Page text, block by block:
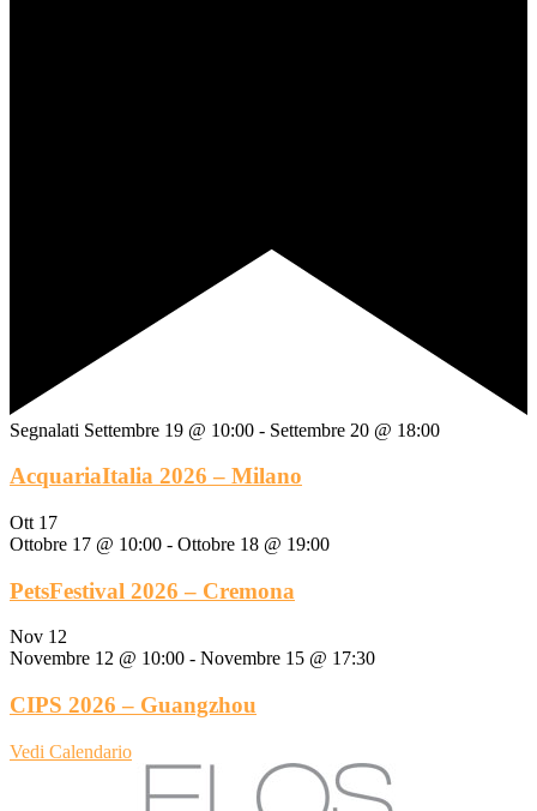
Segnalati Settembre 19 @ 10:00 - Settembre 20 @ 18:00
AcquariaItalia 2026 – Milano
Ott 17
Ottobre 17 @ 10:00 - Ottobre 18 @ 19:00
PetsFestival 2026 – Cremona
Nov 12
Novembre 12 @ 10:00 - Novembre 15 @ 17:30
CIPS 2026 – Guangzhou
Vedi Calendario